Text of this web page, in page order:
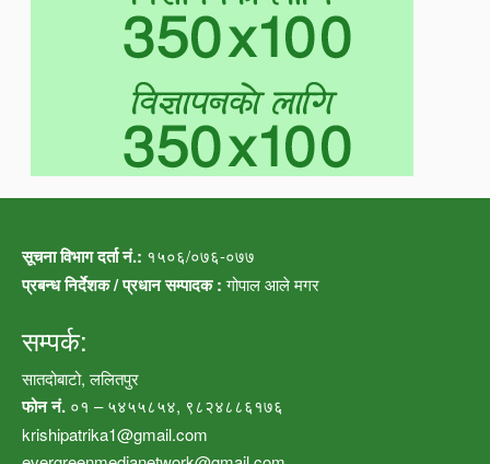
सूचना विभाग दर्ता नं.: १५०६/०७६-०७७
प्रबन्ध निर्देशक / प्रधान सम्पादक :गोपाल आले मगर
सम्पर्क:
सातदोबाटो, ललितपुर
फोन नं. ०१ – ५४५५८५४, ९८२४८८६१७६
krishipatrika1@gmail.com